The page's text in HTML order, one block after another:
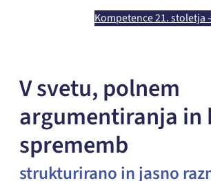
Kompetence 21. stoletja
V svetu, polnem
argumentiranja in
sprememb
strukturirano in jasno